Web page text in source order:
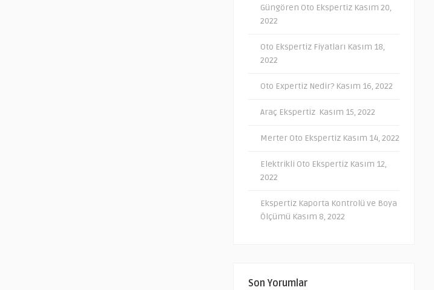
Güngören Oto Ekspertiz Kasım 20,
2022
Oto Ekspertiz Fiyatları Kasım 18,
2022
Oto Expertiz Nedir? Kasım 16, 2022
Araç Ekspertiz Kasım 15, 2022
Merter Oto Ekspertiz Kasım 14, 2022
Elektrikli Oto Ekspertiz Kasım 12,
2022
Ekspertiz Kaporta Kontrolü ve Boya
Ölçümü Kasım 8, 2022
Son Yorumlar